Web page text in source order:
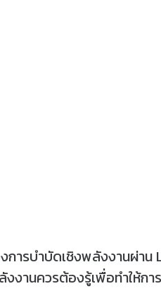
ารบำบัดเชิงพลังงานผ่าน
งานควรต้องรู้เพื่อทำให้ก